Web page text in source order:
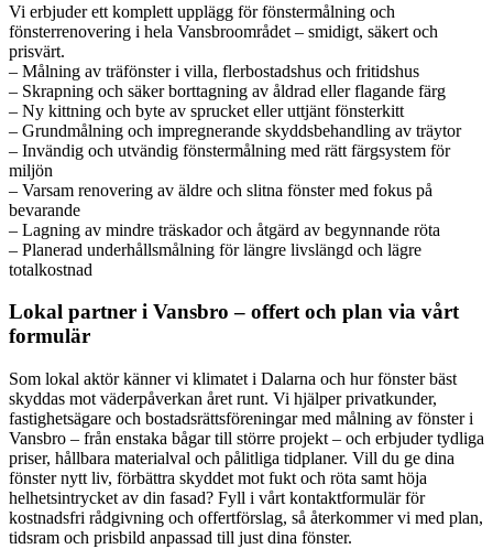
Vi erbjuder ett komplett upplägg för fönstermålning och
fönsterrenovering i hela Vansbroområdet – smidigt, säkert och
prisvärt.
– Målning av träfönster i villa, flerbostadshus och fritidshus
– Skrapning och säker borttagning av åldrad eller flagande färg
– Ny kittning och byte av sprucket eller uttjänt fönsterkitt
– Grundmålning och impregnerande skyddsbehandling av träytor
– Invändig och utvändig fönstermålning med rätt färgsystem för
miljön
– Varsam renovering av äldre och slitna fönster med fokus på
bevarande
– Lagning av mindre träskador och åtgärd av begynnande röta
– Planerad underhållsmålning för längre livslängd och lägre
totalkostnad
Lokal partner i Vansbro – offert och plan via vårt
formulär
Som lokal aktör känner vi klimatet i Dalarna och hur fönster bäst
skyddas mot väderpåverkan året runt. Vi hjälper privatkunder,
fastighetsägare och bostadsrättsföreningar med målning av fönster i
Vansbro – från enstaka bågar till större projekt – och erbjuder tydliga
priser, hållbara materialval och pålitliga tidplaner. Vill du ge dina
fönster nytt liv, förbättra skyddet mot fukt och röta samt höja
helhetsintrycket av din fasad? Fyll i vårt kontaktformulär för
kostnadsfri rådgivning och offertförslag, så återkommer vi med plan,
tidsram och prisbild anpassad till just dina fönster.